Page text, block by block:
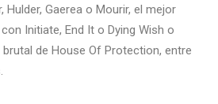
Hulder, Gaerea o Mourir, el mejor
Initiate, End It o Dying Wish o
de House Of Protection, entre